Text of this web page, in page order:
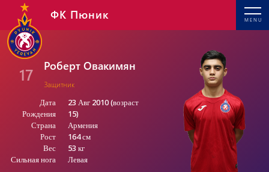
MENU
ФК Пюник
17 Роберт Овакимян
Защитник
Дата
Рождения
Страна
Рост
Вес
Сильная нога
23 Авг 2010 (возраст
15)
Армения
164 см
53 кг
Левая